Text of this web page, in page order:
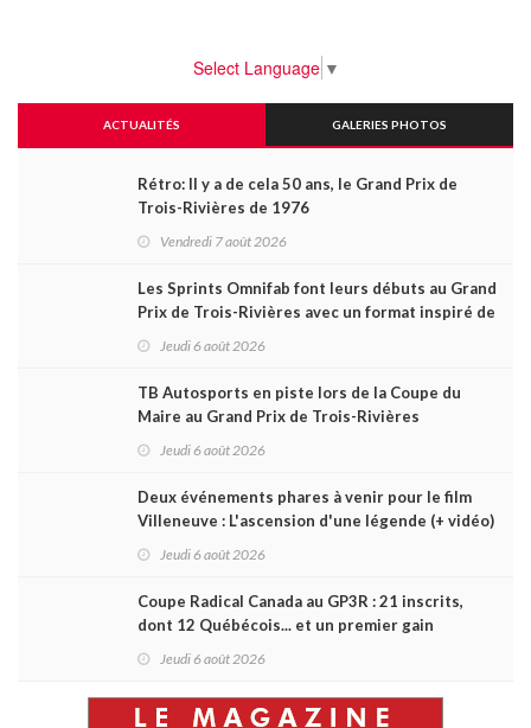
Select Language ▼
ACTUALITÉS GALERIES PHOTOS
Rétro: Il y a de cela 50 ans, le Grand Prix de
Trois-Rivières de 1976
Vendredi 7 août 2026
Les Sprints Omnifab font leurs débuts au Grand
Prix de Trois-Rivières avec un format inspiré de
Jeudi 6 août 2026
TB Autosports en piste lors de la Coupe du
Maire au Grand Prix de Trois-Rivières
Jeudi 6 août 2026
Deux événements phares à venir pour le film
Villeneuve : L'ascension d'une légende (+ vidéo)
Jeudi 6 août 2026
Coupe Radical Canada au GP3R : 21 inscrits,
dont 12 Québécois... et un premier gain
Jeudi 6 août 2026